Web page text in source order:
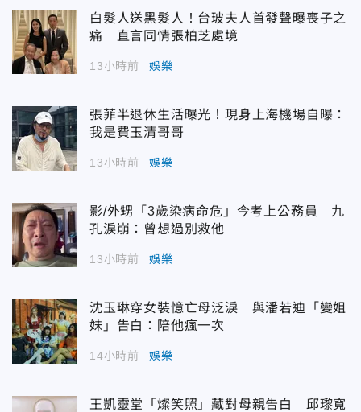
白髮人送黑髮人！台玻夫人首發聲曝喪子之
痛 直言同情張柏芝處境
13小時前 娛樂
張菲半退休生活曝光！現身上海機場自曝：
我是費玉清哥哥
13小時前 娛樂
影/外甥「3歲染病命危」今考上公務員 九
孔淚崩：曾想過別救他
13小時前 娛樂
沈玉琳穿女裝憶亡母泛淚 與潘若迪「變姐
妹」告白：陪他瘋一次
14小時前 娛樂
王凱靈堂「燦笑照」藏對母親告白 邱瓈寬